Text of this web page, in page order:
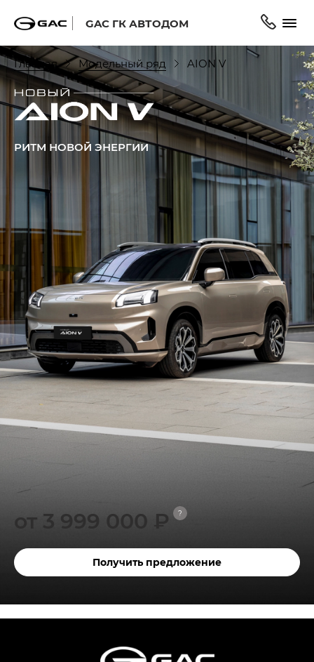
GAC ГК АВТОДОМ
Главная Модельный ряд AION V
РИТМ НОВОЙ ЭНЕРГИИ
от 3 999 000 ₽ ?
Получить предложение